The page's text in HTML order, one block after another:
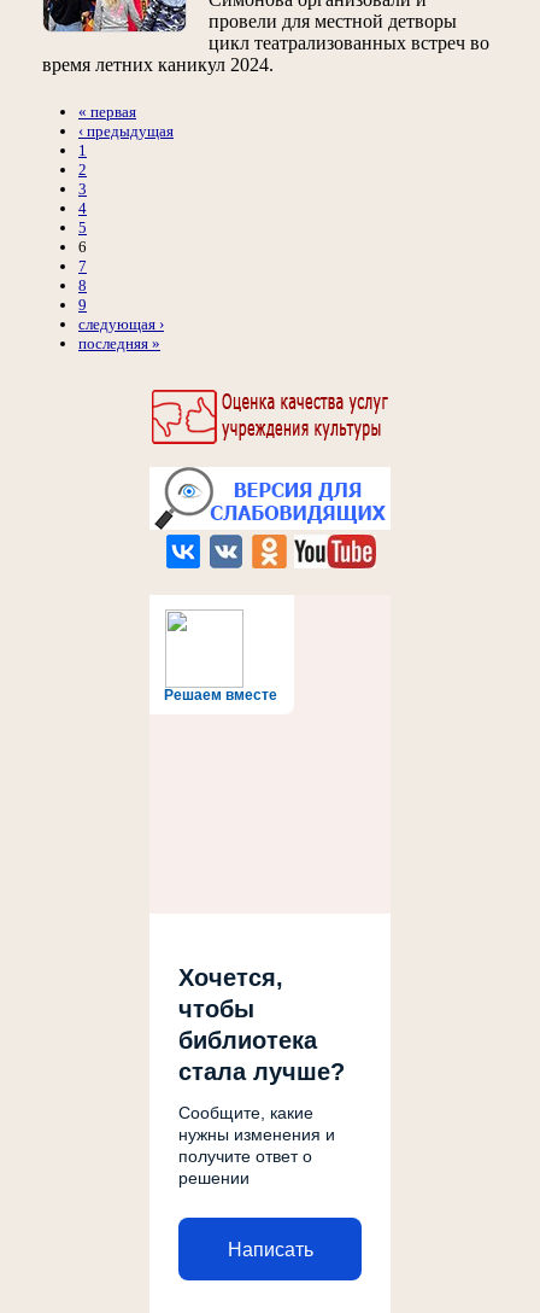
Решаем вместе
Хочется,
чтобы
библиотека
стала лучше?
Сообщите, какие
нужны изменения и
получите ответ о
решении
Написать
провели для местной детворы
цикл театрализованных встреч во
время летних каникул 2024.
« первая
‹ предыдущая
1
2
3
4
5
6
7
8
9
следующая ›
последняя »